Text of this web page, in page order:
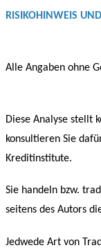
RISIKOHINWEIS
Alle Angaben ohne
Diese Analyse stellt
konsultieren Sie
Kreditinstitute.
Sie handeln bzw.
seitens des Autors
Jedwede Art von